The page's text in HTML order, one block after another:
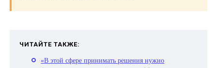
ЧИТАЙТЕ ТАКЖЕ:
«В этой сфере принимать решения нужно